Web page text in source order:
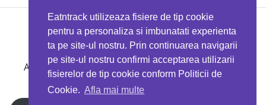
Eatntrack utilizeaza fisiere de tip cookie
pentru a personaliza si imbunatati experienta
ta pe site-ul nostru. Prin continuarea navigarii
pe site-ul nostru confirmi acceptarea utilizarii
fisierelor de tip cookie conform Politicii de
Cookie. Afla mai multe
MYPROTEIN
Ai 40%reducere la orice comandă folosind codul
EATTRACK